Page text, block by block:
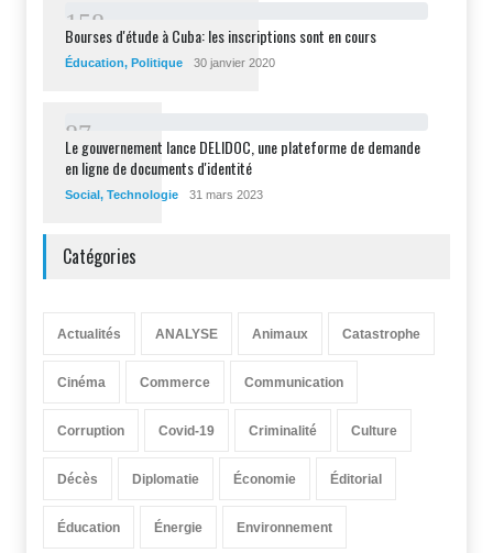
1 58
Bourses d'étude à Cuba: les inscriptions sont en cours
Éducation, Politique 30 janvier 2020
87
Le gouvernement lance DELIDOC, une plateforme de demande
en ligne de documents d'identité
Social, Technologie 31 mars 2023
Catégories
Actualités ANALYSE Animaux Catastrophe
Cinéma Commerce Communication
Corruption Covid-19 Criminalité Culture
Décès Diplomatie Économie Éditorial
Éducation Énergie Environnement